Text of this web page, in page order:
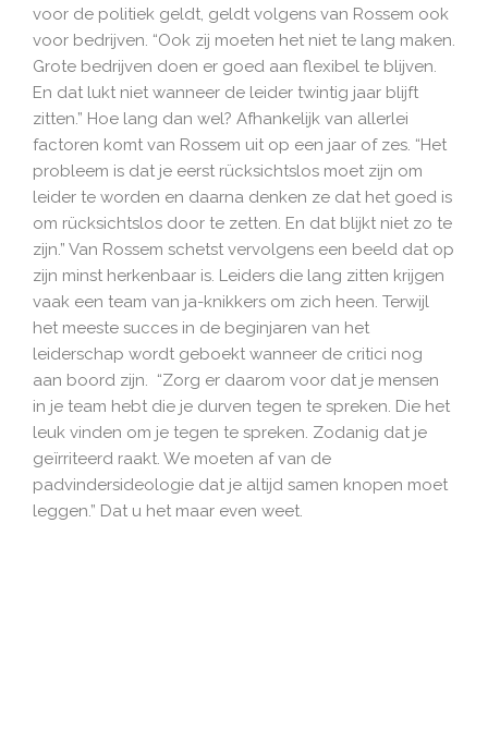
voor de politiek geldt, geldt volgens van Rossem ook
voor bedrijven. “Ook zij moeten het niet te lang maken.
Grote bedrijven doen er goed aan flexibel te blijven.
En dat lukt niet wanneer de leider twintig jaar blijft
zitten.” Hoe lang dan wel? Afhankelijk van allerlei
factoren komt van Rossem uit op een jaar of zes. “Het
probleem is dat je eerst rücksichtslos moet zijn om
leider te worden en daarna denken ze dat het goed is
om rücksichtslos door te zetten. En dat blijkt niet zo te
zijn.” Van Rossem schetst vervolgens een beeld dat op
zijn minst herkenbaar is. Leiders die lang zitten krijgen
vaak een team van ja-knikkers om zich heen. Terwijl
het meeste succes in de beginjaren van het
leiderschap wordt geboekt wanneer de critici nog
aan boord zijn. “Zorg er daarom voor dat je mensen
in je team hebt die je durven tegen te spreken. Die het
leuk vinden om je tegen te spreken. Zodanig dat je
geïrriteerd raakt. We moeten af van de
padvindersideologie dat je altijd samen knopen moet
leggen.” Dat u het maar even weet.